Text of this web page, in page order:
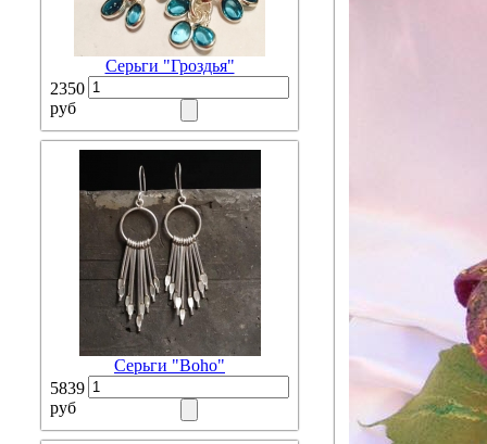
Серьги "Гроздья"
2350
руб
Серьги "Boho"
5839
руб